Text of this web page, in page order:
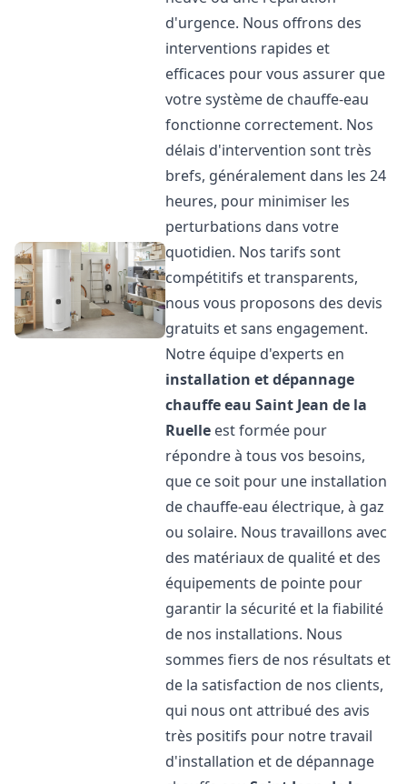
d'urgence. Nous offrons des
interventions rapides et
efficaces pour vous assurer que
votre système de chauffe-eau
fonctionne correctement. Nos
délais d'intervention sont très
brefs, généralement dans les 24
heures, pour minimiser les
perturbations dans votre
quotidien. Nos tarifs sont
compétitifs et transparents,
nous vous proposons des devis
gratuits et sans engagement.
Notre équipe d'experts en
installation et dépannage
chauffe eau Saint Jean de la
Ruelle est formée pour
répondre à tous vos besoins,
que ce soit pour une installation
de chauffe-eau électrique, à gaz
ou solaire. Nous travaillons avec
des matériaux de qualité et des
équipements de pointe pour
garantir la sécurité et la fiabilité
de nos installations. Nous
sommes fiers de nos résultats et
de la satisfaction de nos clients,
qui nous ont attribué des avis
très positifs pour notre travail
d'installation et de dépannage